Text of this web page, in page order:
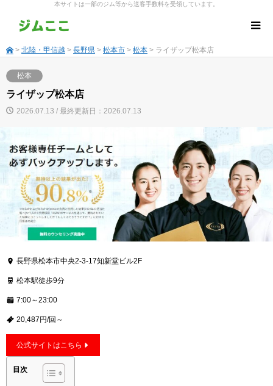
本サイトは一部のジム等から送客手数料を受領しています。
> 北陸・甲信越 > 長野県 > 松本市 > 松本 > ライザップ松本店
松本
ライザップ松本店
2026.07.13 / 最終更新日：2026.07.13
長野県松本市中央2-3-17知新堂ビル2F
松本駅徒歩9分
7:00～23:00
20,487円/回～
公式サイトはこちら
目次